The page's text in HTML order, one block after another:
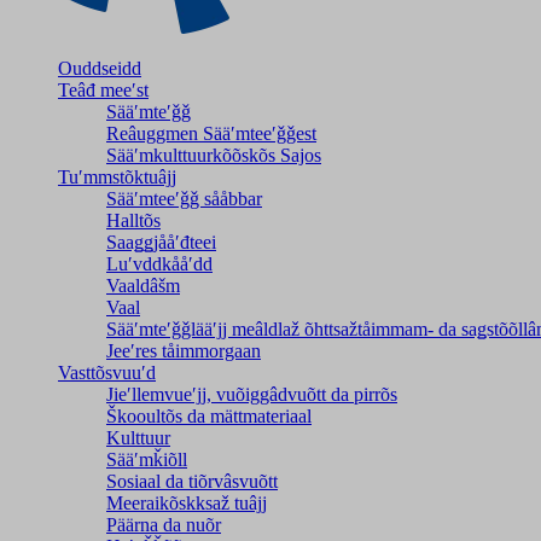
Ouddseidd
Teâđ meeʹst
Sääʹmteʹǧǧ
Reâuggmen Sääʹmteeʹǧǧest
Sääʹmkulttuurkõõskõs Sajos
Tuʹmmstõktuâjj
Sääʹmteeʹǧǧ sååbbar
Halltõs
Saaǥǥjååʹđteei
Luʹvddkååʹdd
Vaaldâšm
Vaal
Sääʹmteʹǧǧlääʹjj meâldlaž õhttsažtåimmam- da
Jeeʹres tåimmorgaan
Vasttõsvuuʹd
Jieʹllemvueʹjj, vuõiggâdvuõtt da pirrõs
Škooultõs da mättmateriaal
Kulttuur
Sääʹmǩiõll
Sosiaal da tiõrvâsvuõtt
Meeraikõskksaž tuâjj
Päärna da nuõr